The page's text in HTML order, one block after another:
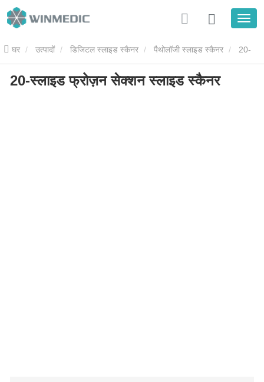
घर उत्पादों डिजिटल स्लाइड स्कैनर पैथोलॉजी स्लाइड स्कैनर
स्लाइड फ्रोज़न सेक्शन स्लाइड स्कैनर
20-स्लाइड फ्रोज़न सेक्शन स्लाइड स्कैनर